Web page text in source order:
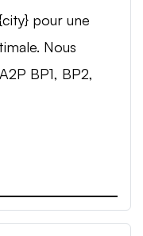
pour une
Nous
BP1, BP2,